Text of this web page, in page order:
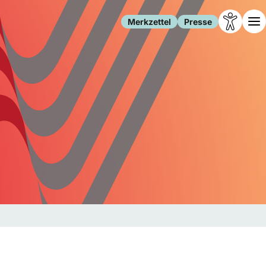
Merkzettel Presse
Leben
Familie
Freizeit
Gesundheit
Internet
Gesellschaft
Forschung
Migration
Polizei